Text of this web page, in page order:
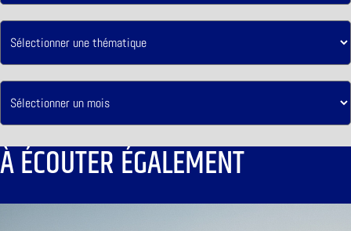
À ÉCOUTER ÉGALEMENT